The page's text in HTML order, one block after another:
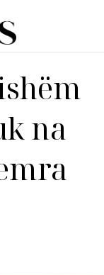
na